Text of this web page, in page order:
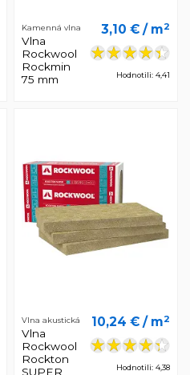
Kamenná vlna
Vlna
Rockwool
Rockmin
75 mm
3,10 € / m2
Hodnotili: 4,41
Vlna akustická
Vlna
Rockwool
Rockton
SUPER
10,24 € / m2
Hodnotili: 4,38